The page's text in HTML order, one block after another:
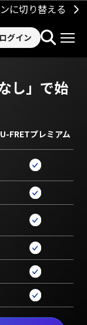
に切り替える
ログイン
し」で始
U-FRETプレミアム